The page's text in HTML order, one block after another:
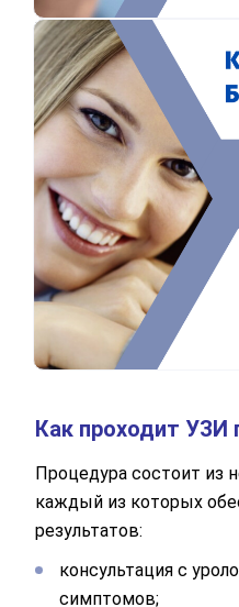
Комфортная
Как проходит УЗИ
Процедура состоит из
каждый из которых
результатов:
консультация с
симптомов;